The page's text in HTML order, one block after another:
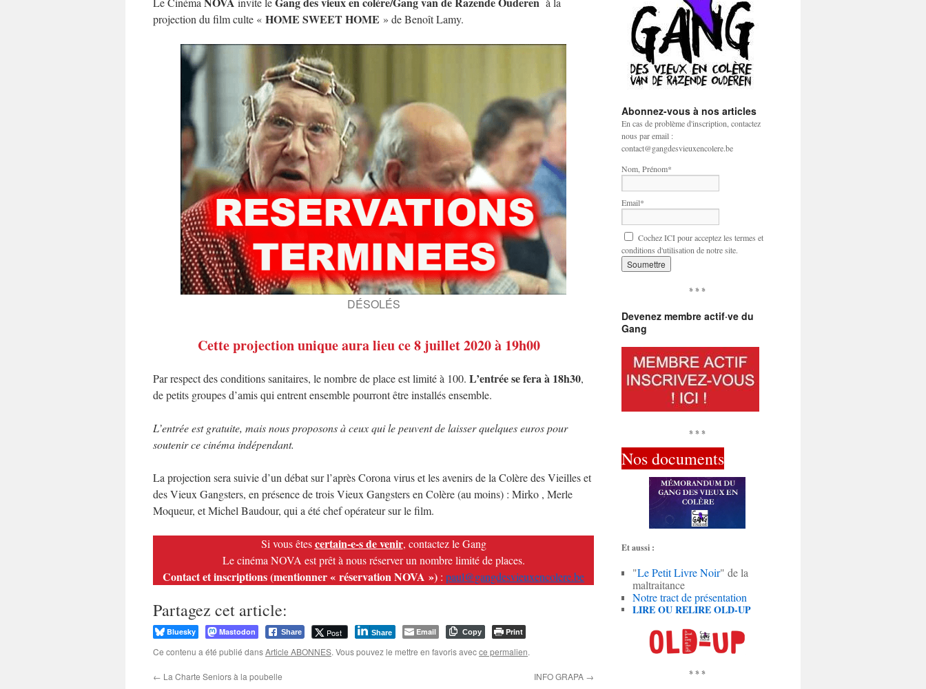
projection du film culte « HOME SWEET HOME » de Benoît Lamy.
DÉSOLÉS
Cette projection unique aura lieu ce 8 juillet 2020 à 19h00
Par respect des conditions sanitaires, le nombre de place est limité à 100. L’entrée se fera à 18h30,
de petits groupes d’amis qui entrent ensemble pourront être installés ensemble.
L’entrée est gratuite, mais nous proposons à ceux qui le peuvent de laisser quelques euros pour
soutenir ce cinéma indépendant.
La projection sera suivie d’un débat sur l’après Corona virus et les avenirs de la Colère des Vieilles et
des Vieux Gangsters, en présence de trois Vieux Gangsters en Colère (au moins) : Mirko , Merle
Moqueur, et Michel Baudour, qui a été chef opérateur sur le film.
Si vous êtescertain-e-s de venir, contactez le Gang
Le cinéma NOVA est prêt à nous réserver un nombre limité de places.
Contact et inscriptions (mentionner « réservation NOVA ») : paul@gangdesvieuxencolere.be
Partagez cet article:
Bluesky Mastodon Share Post Share Email Copy Print
Ce contenu a été publié dansArticle ABONNES. Vous pouvez le mettre en favoris avecce permalien.
← La Charte Seniors à la poubelle INFO GRAPA →
Abonnez-vous à nos articles
En cas de problème d'inscription, contactez
nous par email :
contact@gangdesvieuxencolere.be
Nom, Prénom*
Email*
Cochez ICI pour acceptez les termes et
conditions d'utilisation de notre site.
* * *
Devenez membre actif·ve du
Gang
* * *
Nos documents
Et aussi :
"Le Petit Livre Noir" de la
maltraitance
Notre tract de présentation
LIRE OU RELIRE OLD-UP
* * *